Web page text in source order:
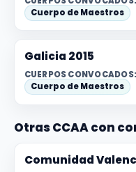
Cuerpo de Maestros
Galicia 2015
CUERPOS CONVOCADOS:
Cuerpo de Maestros
Otras CCAA con
Comunidad